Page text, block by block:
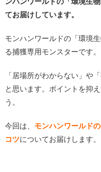
てお届けしています。
モンハンワールドの「環境
る捕獲専用モンスターです。
「居場所がわからない」や
と思います。ポイントを抑
う。
今回は、 モンハンワールド
コツについてお届けします。